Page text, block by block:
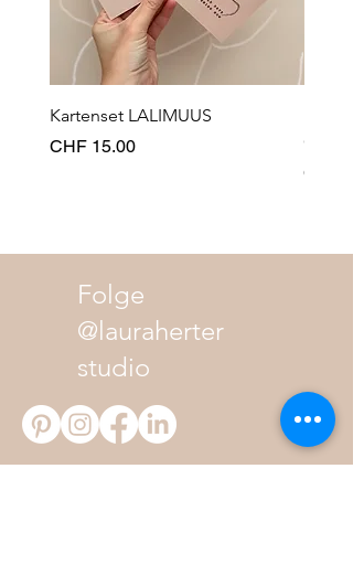
Kartenset LALIMUUS
Preis
CHF 15.00
Preis
CHF
Folge
@lauraherter
studio